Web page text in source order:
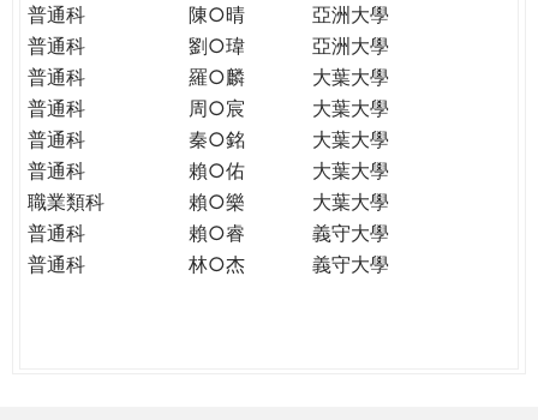
普通科
陳○晴
亞洲大學
普通科
劉○瑋
亞洲大學
普通科
羅○麟
大葉大學
普通科
周○宸
大葉大學
普通科
秦○銘
大葉大學
普通科
賴○佑
大葉大學
職業類科
賴○樂
大葉大學
普通科
賴○睿
義守大學
普通科
林○杰 義守大學